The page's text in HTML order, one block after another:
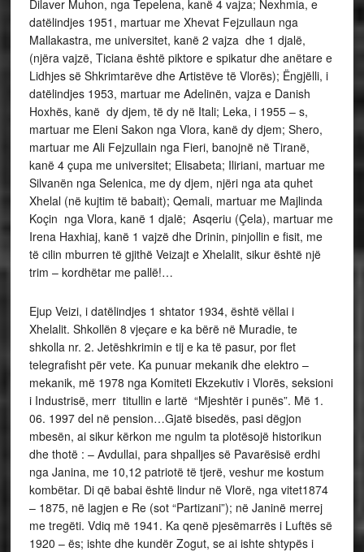
Dilaver Muhon, nga Tepelena, kanë 4 vajza; Nexhmia, e
datëlindjes 1951, martuar me Xhevat Fejzullaun nga
Mallakastra, me universitet, kanë 2 vajza dhe 1 djalë,
(njëra vajzë, Ticiana është piktore e spikatur dhe anëtare e
Lidhjes së Shkrimtarëve dhe Artistëve të Vlorës); Ëngjëlli, i
datëlindjes 1953, martuar me Adelinën, vajza e Danish
Hoxhës, kanë dy djem, të dy në Itali; Leka, i 1955 – s,
martuar me Eleni Sakon nga Vlora, kanë dy djem; Shero,
martuar me Ali Fejzullain nga Fieri, banojnë në Tiranë,
kanë 4 çupa me universitet; Elisabeta; Iliriani, martuar me
Silvanën nga Selenica, me dy djem, njëri nga ata quhet
Xhelal (në kujtim të babait); Qemali, martuar me Majlinda
Koçin nga Vlora, kanë 1 djalë; Asqeriu (Çela), martuar me
Irena Haxhiaj, kanë 1 vajzë dhe Drinin, pinjollin e fisit, me
të cilin mburren të gjithë Veizajt e Xhelalit, sikur është një
trim – kordhëtar me pallë!…
Ejup Veizi, i datëlindjes 1 shtator 1934, është vëllai i
Xhelalit. Shkollën 8 vjeçare e ka bërë në Muradie, te
shkolla nr. 2. Jetëshkrimin e tij e ka të pasur, por flet
telegrafisht për vete. Ka punuar mekanik dhe elektro –
mekanik, më 1978 nga Komiteti Ekzekutiv i Vlorës, seksioni
i Industrisë, merr titullin e lartë “Mjeshtër i punës”. Më 1.
06. 1997 del në pension…Gjatë bisedës, pasi dëgjon
mbesën, ai sikur kërkon me ngulm ta plotësojë historikun
dhe thotë : – Avdullai, para shpalljes së Pavarësisë erdhi
nga Janina, me 10,12 patriotë të tjerë, veshur me kostum
kombëtar. Di që babai është lindur në Vlorë, nga vitet1874
– 1875, në lagjen e Re (sot “Partizani”); në Janinë merrej
me tregëti. Vdiq më 1941. Ka qenë pjesëmarrës i Luftës së
1920 – ës; ishte dhe kundër Zogut, se ai ishte shtypës i